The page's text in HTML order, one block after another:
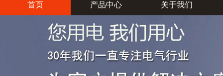
首页 产品中心 关于我们